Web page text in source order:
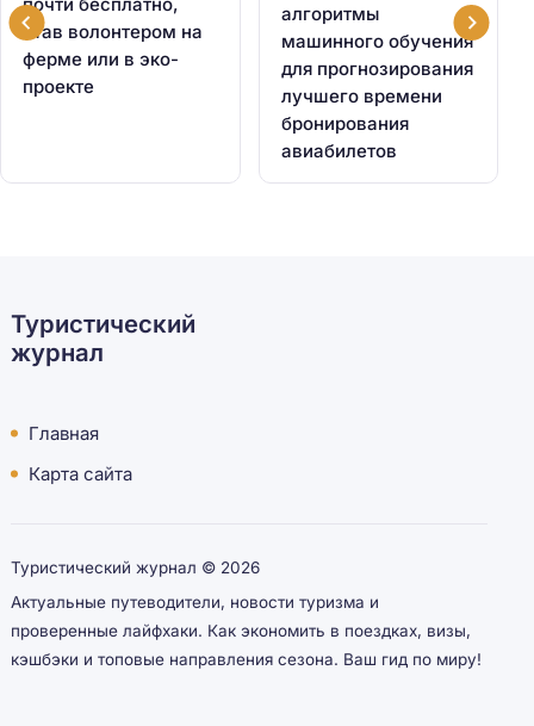
став волонтером на
ферме или в эко-
проекте
алгоритмы
машинного обучения
для прогнозирования
лучшего времени
бронирования
авиабилетов
Туристический
журнал
Главная
Карта сайта
Туристический журнал © 2026
Актуальные путеводители, новости туризма и
проверенные лайфхаки. Как экономить в поездках, визы,
кэшбэки и топовые направления сезона. Ваш гид по миру!